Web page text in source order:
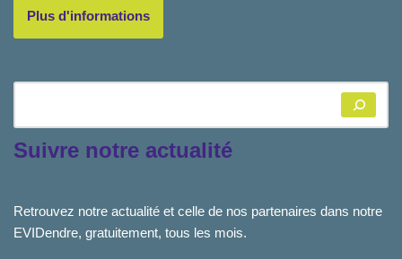
Plus d'informations
Suivre notre actualité
Retrouvez notre actualité et celle de nos partenaires dans notre
EVIDendre, gratuitement, tous les mois.